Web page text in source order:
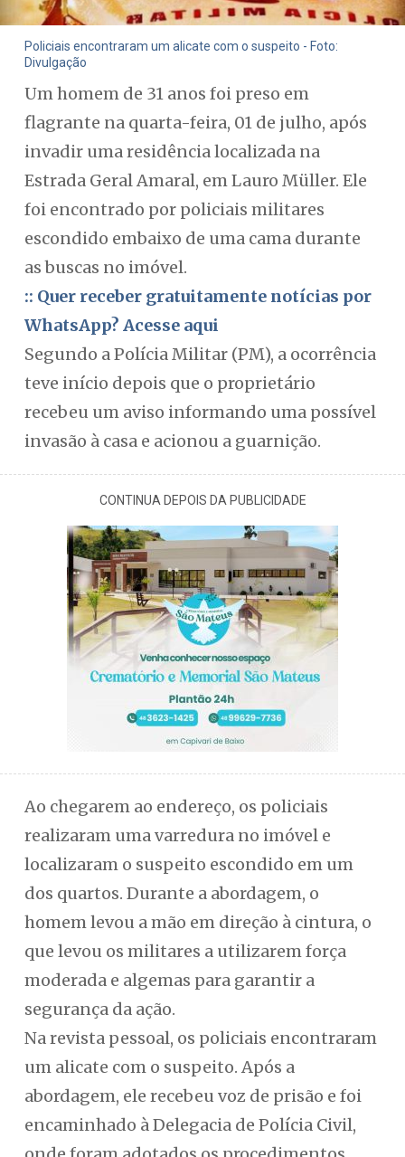
Policiais encontraram um alicate com o suspeito - Foto:
Divulgação
Um homem de 31 anos foi preso em
flagrante na quarta-feira, 01 de julho, após
invadir uma residência localizada na
Estrada Geral Amaral, em Lauro Müller. Ele
foi encontrado por policiais militares
escondido embaixo de uma cama durante
as buscas no imóvel.
:: Quer receber gratuitamente notícias por
WhatsApp? Acesse aqui
Segundo a Polícia Militar (PM), a ocorrência
teve início depois que o proprietário
recebeu um aviso informando uma possível
invasão à casa e acionou a guarnição.
CONTINUA DEPOIS DA PUBLICIDADE
Ao chegarem ao endereço, os policiais
realizaram uma varredura no imóvel e
localizaram o suspeito escondido em um
dos quartos. Durante a abordagem, o
homem levou a mão em direção à cintura, o
que levou os militares a utilizarem força
moderada e algemas para garantir a
segurança da ação.
Na revista pessoal, os policiais encontraram
um alicate com o suspeito. Após a
abordagem, ele recebeu voz de prisão e foi
encaminhado à Delegacia de Polícia Civil,